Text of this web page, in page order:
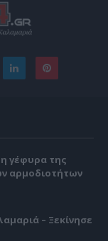
γέφυρα της
αρμοδιοτήτων
– Ξεκίνησε